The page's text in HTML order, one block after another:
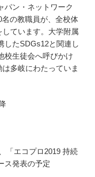
パン・ネットワーク
の教職員が、全校体
ています。大学附属
したSDGs12と関連し
校生徒会へ呼びかけ
多岐にわたっていま
「エコプロ2019 持続
ス発表の予定